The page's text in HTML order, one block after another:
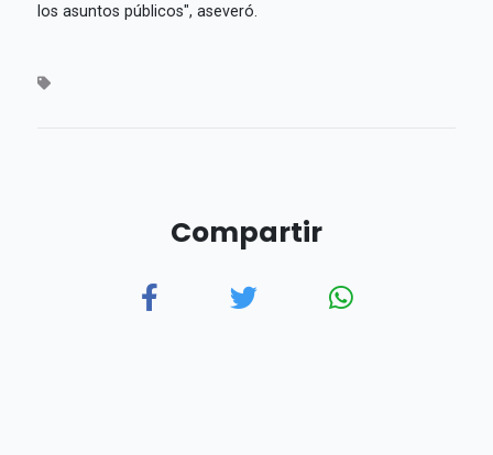
los asuntos públicos", aseveró.
Compartir